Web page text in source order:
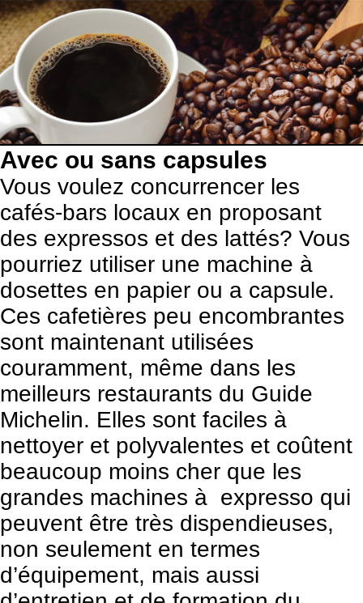
Avec ou sans capsules
Vous voulez concurrencer les
cafés-bars locaux en proposant
des expressos et des lattés? Vous
pourriez utiliser une machine à
dosettes en papier ou a capsule.
Ces cafetières peu encombrantes
sont maintenant utilisées
couramment, même dans les
meilleurs restaurants du Guide
Michelin. Elles sont faciles à
nettoyer et polyvalentes et coûtent
beaucoup moins cher que les
grandes machines à expresso qui
peuvent être très dispendieuses,
non seulement en termes
d’équipement, mais aussi